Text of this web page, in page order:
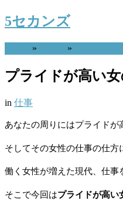
5セカンズ
» »
プライドが高い
in 仕事
あなたの周りにはプライドが
そしてその女性の仕事の仕方
働く女性が増えた現代、仕事
そこで今回はプライドが高い